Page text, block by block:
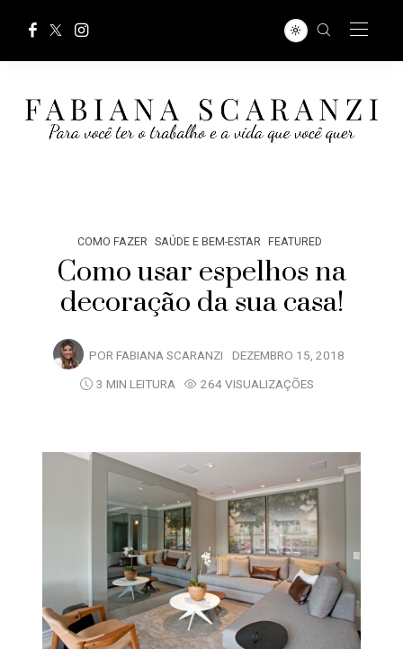
COMO FAZER SAÚDE E BEM-ESTAR FEATURED
Como usar espelhos na
decoração da sua casa!
POR FABIANA SCARANZI DEZEMBRO 15, 2018
3 MIN LEITURA
264 VISUALIZAÇÕES